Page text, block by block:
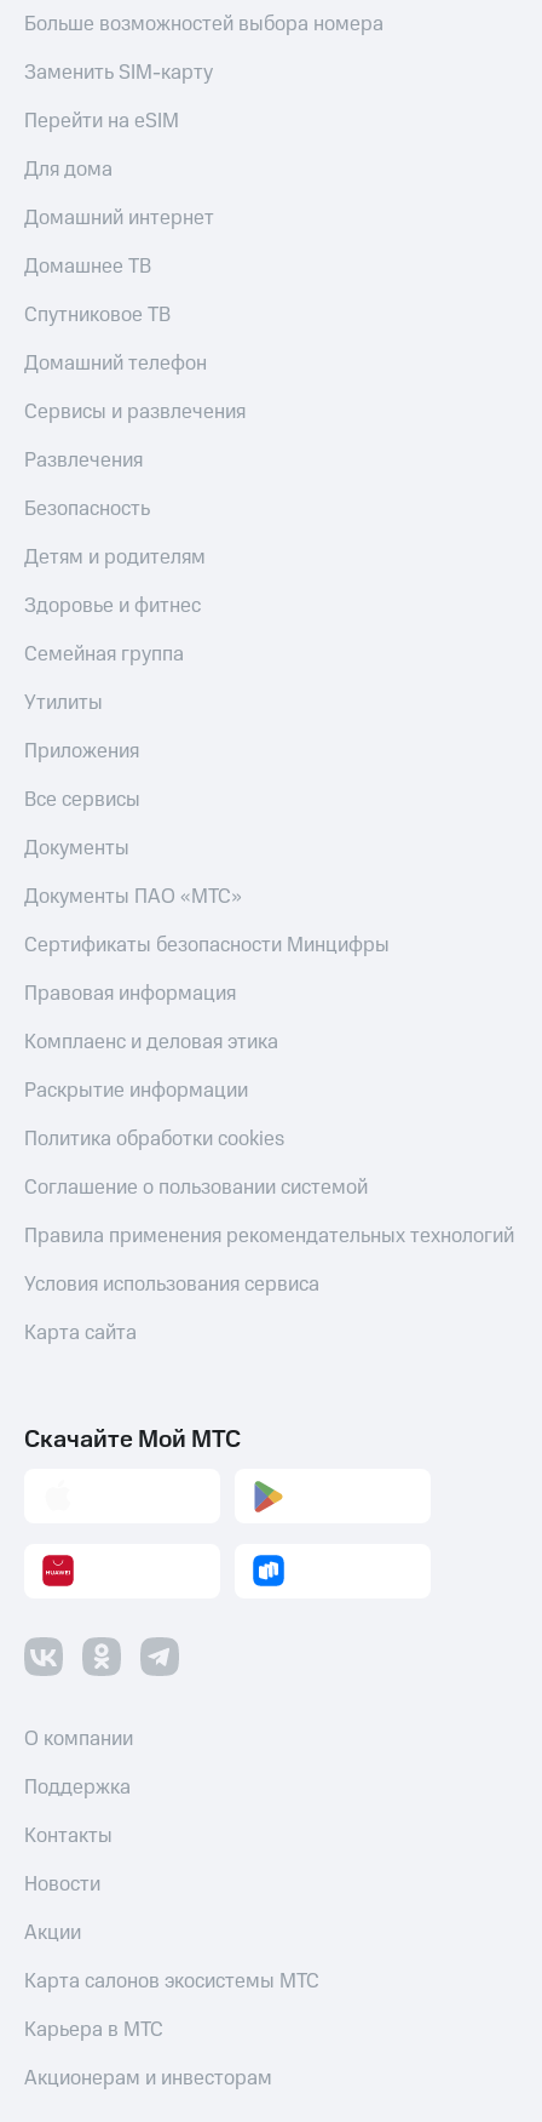
С картой
Деньги
Накопления
Откладывайте
и получайте
Платежи
переводы
Пополнить
номер
автоплатежа
Пополнить
другого
интернета
Переводы
телефона
на карту
МТС Pay
Оплата
по QR-
коду
Смартфоны
Наушники
колонки
Умные
и
трекеры
Умный
дом
и
Обзоры
до 40%
покупке
МТС
Больше возможностей выбора номера
Заменить SIM-карту
Перейти на eSIM
Для дома
Домашний интернет
Домашнее ТВ
Спутниковое ТВ
Домашний телефон
Сервисы и развлечения
Развлечения
Безопасность
Детям и родителям
Здоровье и фитнес
Семейная группа
Утилиты
Приложения
Все сервисы
Документы
Документы ПАО «МТС»
Сертификаты безопасности Минцифры
Правовая информация
Комплаенс и деловая этика
Раскрытие информации
Политика обработки cookies
Соглашение о пользовании системой
Правила применения рекомендательных технологий
Условия использования сервиса
Карта сайта
Скачайте Мой МТС
О компании
Поддержка
Контакты
Новости
Акции
Карта салонов экосистемы МТС
Карьера в МТС
Акционерам и инвесторам